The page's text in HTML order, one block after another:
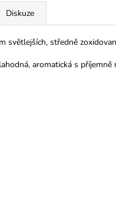
Diskuze
světlejších, středně
aromatická s